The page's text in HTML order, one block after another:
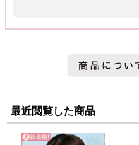
最近閲覧した商品